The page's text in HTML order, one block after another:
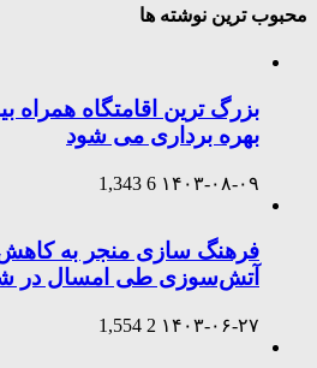
محبوب ترین نوشته ها
بزرگ ترین اقامتگاه همراه
بهره برداری می شود
۱۴۰۳-۰۸-۰۹ 6
1,343
آتش‌سوزی طی امسال در
۱۴۰۳-۰۶-۲۷ 2
1,554